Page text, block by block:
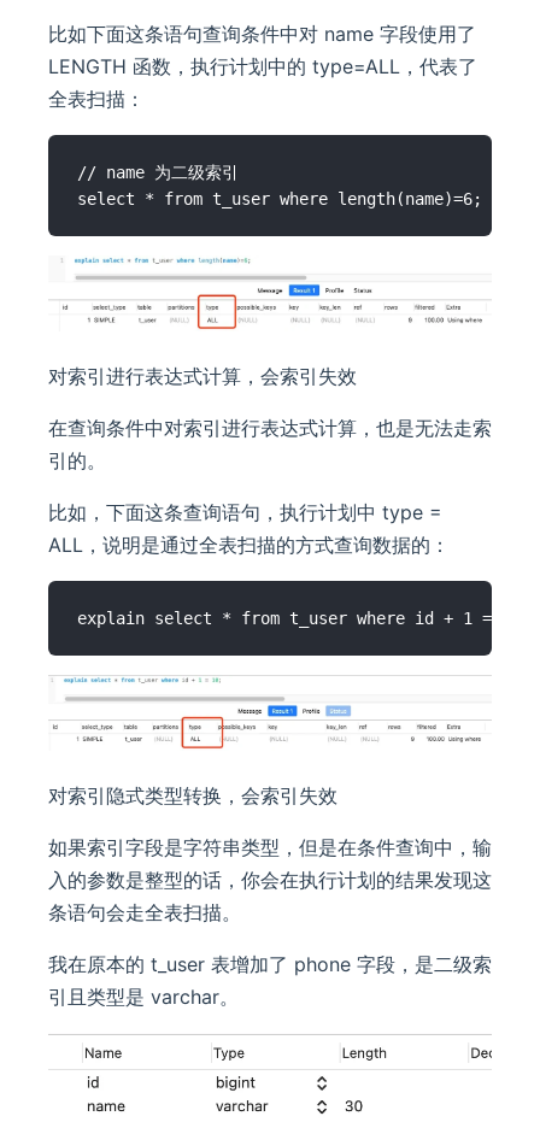
比如下面这条语句查询条件中对 name 字段使用了
LENGTH 函数，执行计划中的 type=ALL，代表了
全表扫描：
// name 为二级索引
对索引进行表达式计算，会索引失效
在查询条件中对索引进行表达式计算，也是无法走索
引的。
比如，下面这条查询语句，执行计划中 type =
ALL，说明是通过全表扫描的方式查询数据的：
对索引隐式类型转换，会索引失效
如果索引字段是字符串类型，但是在条件查询中，输
入的参数是整型的话，你会在执行计划的结果发现这
条语句会走全表扫描。
我在原本的 t_user 表增加了 phone 字段，是二级索
引且类型是 varchar。